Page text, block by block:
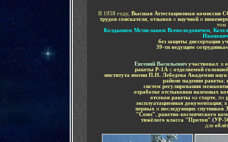
В 1958 году, Высшая Аттестационная комиссия
трудов соискателя, отзывов о научной и
том
Келдышем Мстиславом Всеволодовичем
без защиты диссертации
39-ти ведущим
Евгений Васильевич участвовал: в
ракеты Р-1А с отделяемой
института имени П.Н. Лебедева Академии
районе падения ракеты;
систем регулирования
отработке отстыковки наземных
отсеков ракеты на старте, по
эксплуатационная документация; в
первых и последующих спутников
"Союз"
ракетно-космического
тяжёлого класса "Протон" (УР-
для